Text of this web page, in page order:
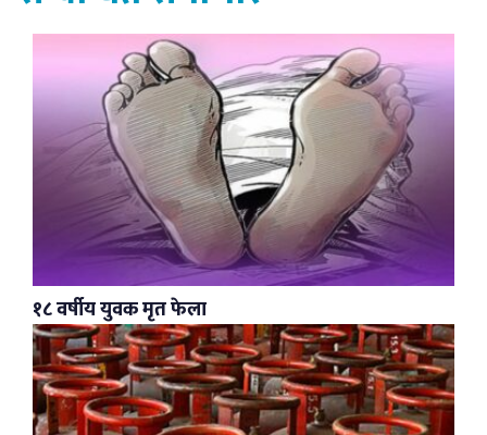
१८ वर्षीय युवक मृत फेला